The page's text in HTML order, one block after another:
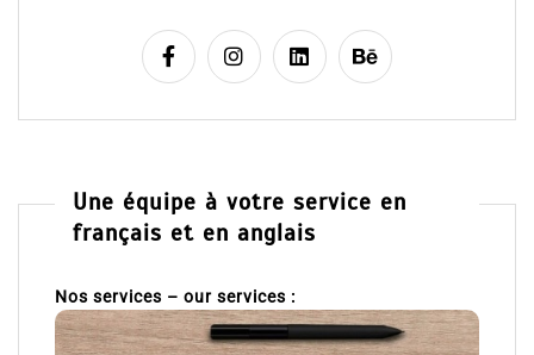
Une équipe à votre service en
français et en anglais
Nos services – our services :